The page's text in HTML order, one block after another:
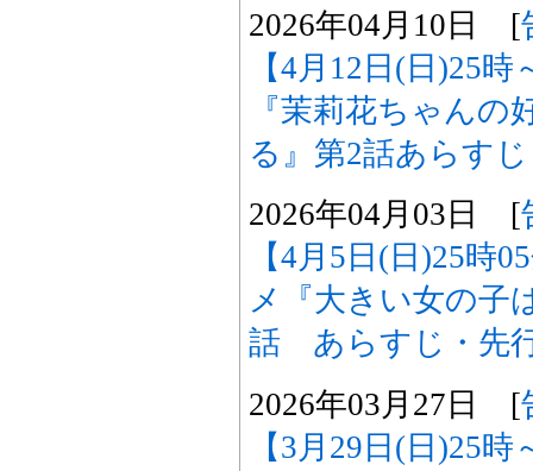
2026年04月10日 [
【4月12日(日)25
『茉莉花ちゃん
る』第2話あらす
2026年04月03日 [
【4月5日(日)25時
メ『大きい女の子
話 あらすじ・先
2026年03月27日 [
【3月29日(日)25